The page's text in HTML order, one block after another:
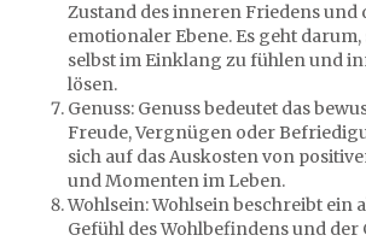
Zustand des inneren Friedens und
emotionaler Ebene. Es geht
selbst im Einklang zu fühlen und
lösen.
Genuss: Genuss bedeutet das
Freude, Vergnügen oder
sich auf das Auskosten von
und Momenten im Leben.
Wohlsein: Wohlsein beschreibt ein
Gefühl des Wohlbefindens und der